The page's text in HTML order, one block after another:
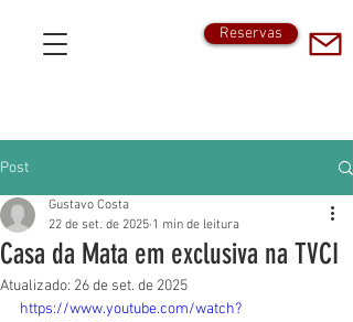
Reservas
Post
Casa da Mata em exclusiva na TVCI
Gustavo Costa
22 de set. de 2025 1 min de leitura
Atualizado: 26 de set. de 2025
https://www.youtube.com/watch?